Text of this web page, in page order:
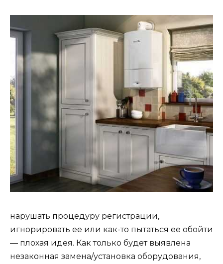
нарушать процедуру регистрации,
игнорировать ее или как-то пытаться ее обойти
— плохая идея. Как только будет выявлена ​​
незаконная замена/установка оборудования,